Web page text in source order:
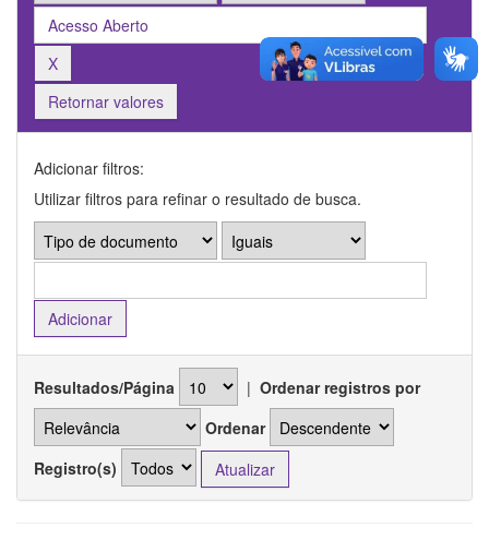
Retornar valores
Adicionar filtros:
Utilizar filtros para refinar o resultado de busca.
Resultados/Página | Ordenar registros por
Ordenar
Registro(s)